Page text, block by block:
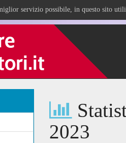
servizio possibile, in questo sito
2023